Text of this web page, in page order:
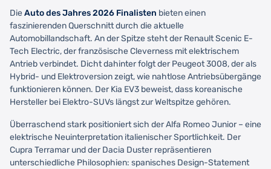
DieAuto des Jahres 2026 Finalisten bieten einen
faszinierenden Querschnitt durch die aktuelle
Automobillandschaft. An der Spitze steht der Renault Scenic E-
Tech Electric, der französische Cleverness mit elektrischem
Antrieb verbindet. Dicht dahinter folgt der Peugeot 3008, der als
Hybrid- und Elektroversion zeigt, wie nahtlose Antriebsübergänge
funktionieren können. Der Kia EV3 beweist, dass koreanische
Hersteller bei Elektro-SUVs längst zur Weltspitze gehören.
Überraschend stark positioniert sich der Alfa Romeo Junior – eine
elektrische Neuinterpretation italienischer Sportlichkeit. Der
Cupra Terramar und der Dacia Duster repräsentieren
unterschiedliche Philosophien: spanisches Design-Statement